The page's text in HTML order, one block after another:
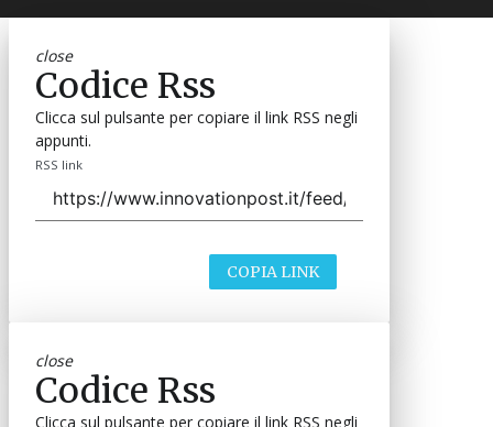
close
Codice Rss
Clicca sul pulsante per copiare il link RSS negli
appunti.
RSS link
COPIA LINK
close
Codice Rss
Clicca sul pulsante per copiare il link RSS negli